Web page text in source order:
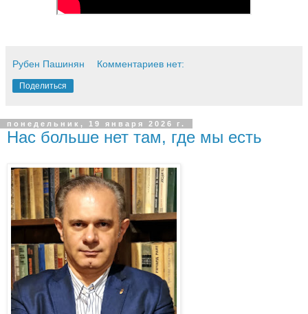
Рубен Пашинян Комментариев нет:
Поделиться
понедельник, 19 января 2026 г.
Нас больше нет там, где мы есть